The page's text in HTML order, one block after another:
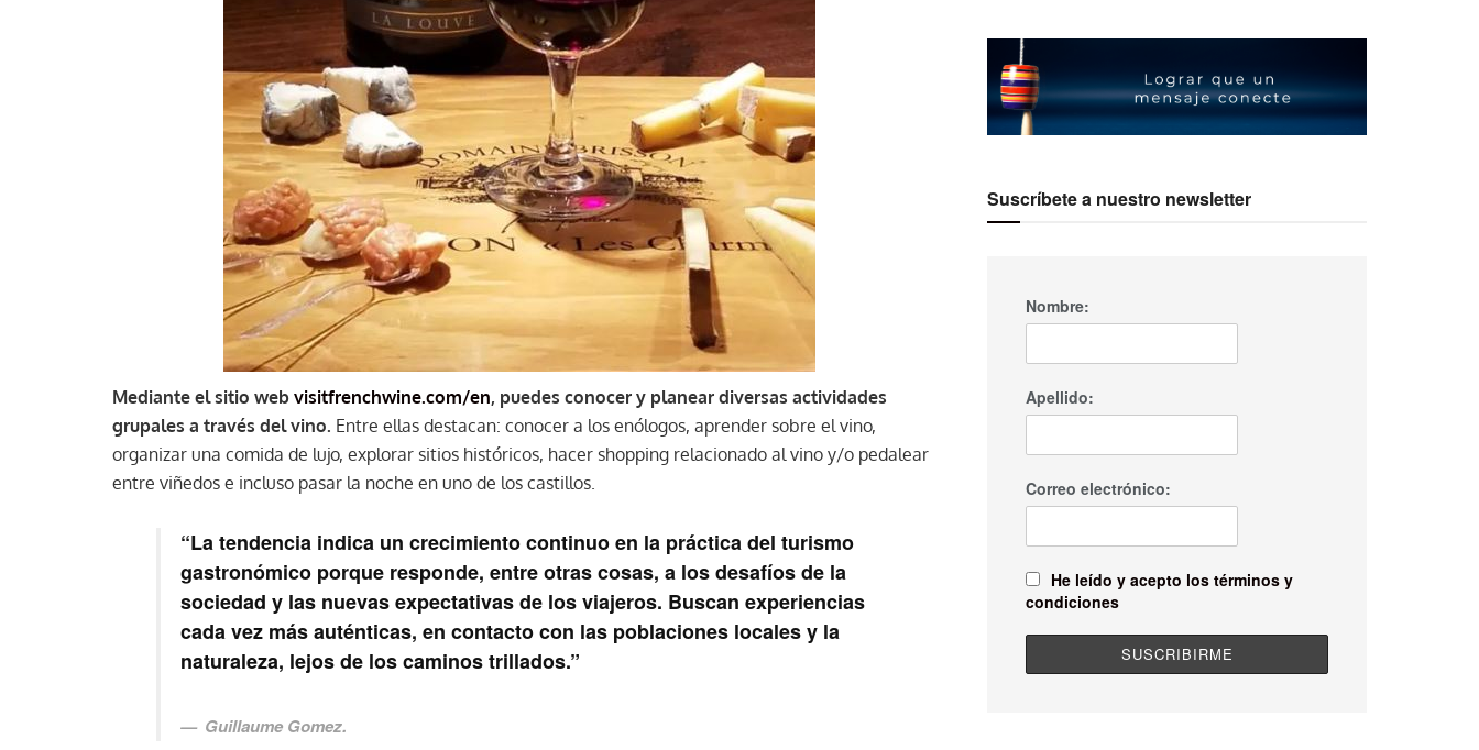
Mediante el sitio web visitfrenchwine.com/en, puedes conocer y planear diversas actividades
grupales a través del vino. Entre ellas destacan: conocer a los enólogos, aprender sobre el vino,
organizar una comida de lujo, explorar sitios históricos, hacer shopping relacionado al vino y/o pedalear
entre viñedos e incluso pasar la noche en uno de los castillos.
“La tendencia indica un crecimiento continuo en la práctica del turismo
gastronómico porque responde, entre otras cosas, a los desafíos de la
sociedad y las nuevas expectativas de los viajeros. Buscan experiencias
cada vez más auténticas, en contacto con las poblaciones locales y la
naturaleza, lejos de los caminos trillados.”
Guillaume Gomez.
Suscríbete a nuestro newsletter
Nombre:
Apellido:
Correo electrónico:
He leído y acepto los términos y
condiciones